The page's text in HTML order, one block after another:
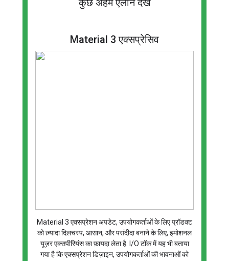
कुछ अहम एलान देखें
Material 3 एक्सप्रेसिव
Material 3 एक्सप्रेशन अपडेट, उपयोगकर्ताओं के लिए प्रॉडक्ट
को ज़्यादा दिलचस्प, आसान, और पसंदीदा बनाने के लिए, इमोशनल
यूज़र एक्सपीरियंस का फ़ायदा लेता है. I/O टॉक में यह भी बताया
गया है कि एक्सप्रेशन डिज़ाइन, उपयोगकर्ताओं की भावनाओं को